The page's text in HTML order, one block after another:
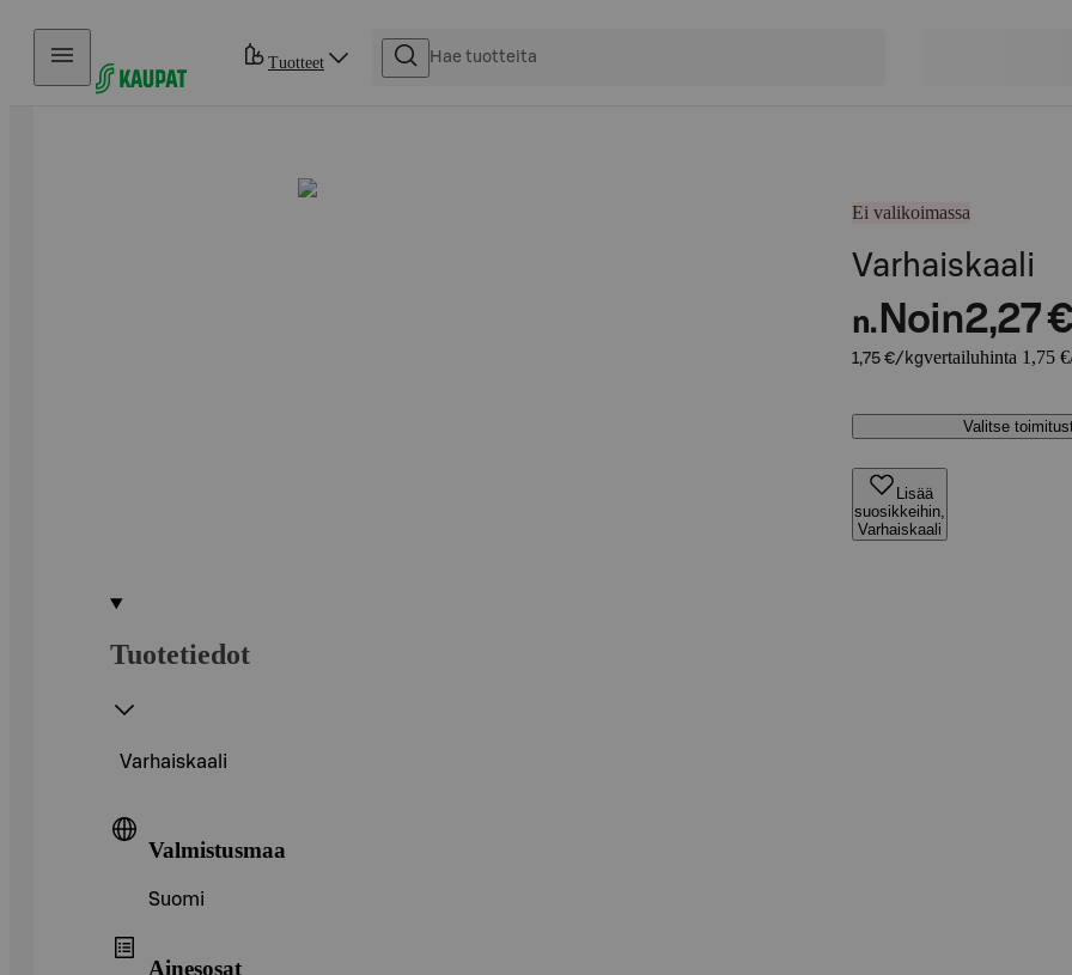
Hyppää sisältöön
Tuotteet
Ei valikoimassa
Varhaiskaali
n. Noin2,27 €
1,75 €/kgvertailuhinta 1,75
Valitse
Lisää
suosikkeihin,
Varhaiskaali
Tuotetiedot
Varhaiskaali
Valmistusmaa
Suomi
Ainesosat